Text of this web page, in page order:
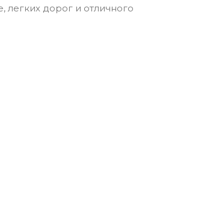
легких дорог и отличного